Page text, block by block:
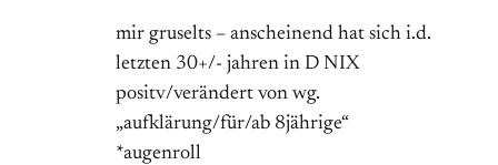
mir gruselts – anscheinend hat sich i.d.
letzten 30+/- jahren in D NIX
positv/verändert von wg.
„aufklärung/für/ab 8jährige“
*augenroll